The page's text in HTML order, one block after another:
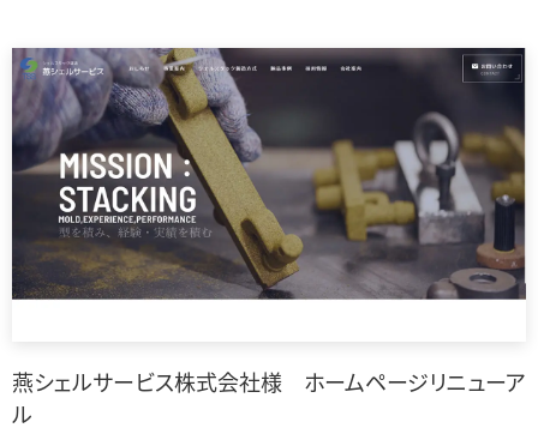
燕シェルサービス株式会社様 ホームページリニューア
ル